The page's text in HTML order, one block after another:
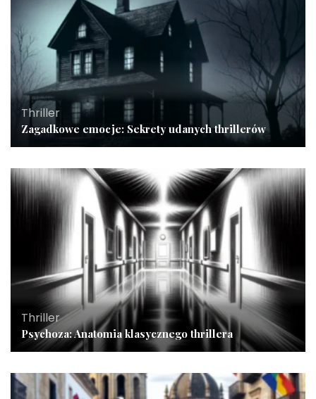
Thriller
Zagadkowe emocje: Sekrety udanych thrillerów
Thriller
Psychoza: Anatomia klasycznego thrillera